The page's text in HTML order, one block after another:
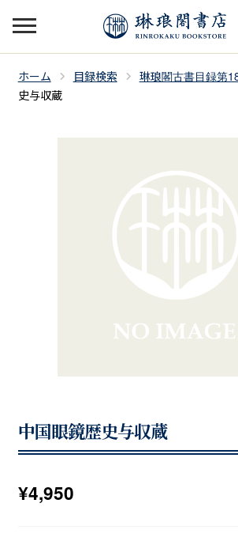
ホーム 目録検索 琳琅閣古書目録第
史与収蔵
中国眼鏡歴史与収蔵
¥4,950